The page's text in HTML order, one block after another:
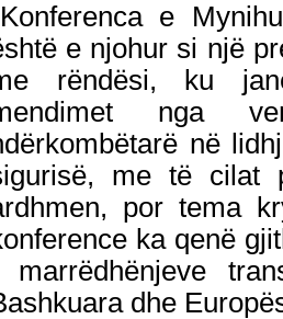
e
e njohur si një
rëndësi, ku
nga
në
me të cilat
por tema
ka qenë
marrëdhënjeve
dhe